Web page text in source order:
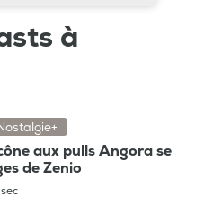
à
aux pulls Angora se
de Zenio